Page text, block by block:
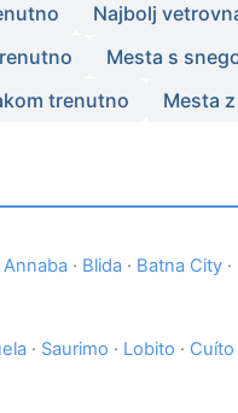
Najbolj
Mesta s
trenutno
Mesta
Annaba · Blida · Batna City ·
· Saurimo · Lobito · Cuíto